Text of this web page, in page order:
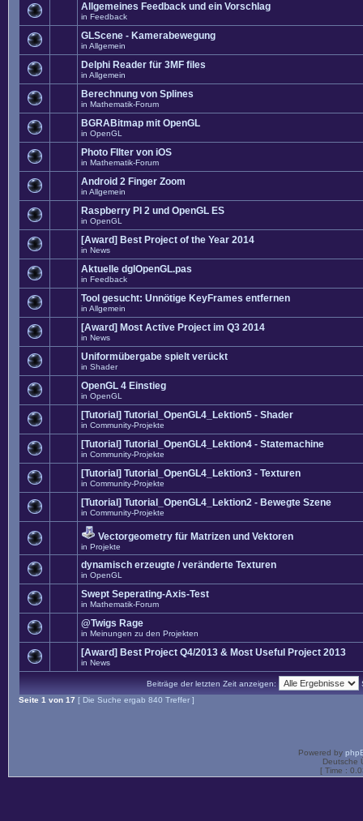
Allgemeines Feedback und ein Vorschlag
in Feedback
GLScene - Kamerabewegung
in Allgemein
Delphi Reader für 3MF files
in Allgemein
Berechnung von Splines
in Mathematik-Forum
BGRABitmap mit OpenGL
in OpenGL
Photo FIlter von iOS
in Mathematik-Forum
Android 2 Finger Zoom
in Allgemein
Raspberry PI 2 und OpenGL ES
in OpenGL
[Award] Best Project of the Year 2014
in News
Aktuelle dglOpenGL.pas
in Feedback
Tool gesucht: Unnötige KeyFrames entfernen
in Allgemein
[Award] Most Active Project im Q3 2014
in News
Uniformübergabe spielt verückt
in Shader
OpenGL 4 Einstieg
in OpenGL
[Tutorial] Tutorial_OpenGL4_Lektion5 - Shader
in Community-Projekte
[Tutorial] Tutorial_OpenGL4_Lektion4 - Statemachine
in Community-Projekte
[Tutorial] Tutorial_OpenGL4_Lektion3 - Texturen
in Community-Projekte
[Tutorial] Tutorial_OpenGL4_Lektion2 - Bewegte Szene
in Community-Projekte
Vectorgeometry für Matrizen und Vektoren
in Projekte
dynamisch erzeugte / veränderte Texturen
in OpenGL
Swept Seperating-Axis-Test
in Mathematik-Forum
@Twigs Rage
in Meinungen zu den Projekten
[Award] Best Project Q4/2013 & Most Useful Project 2013
in News
Beiträge der letzten Zeit anzeigen:
Seite 1 von 17 [ Die Suche ergab 840 Treffer ]
Powered by
Deutsche
[ Time :